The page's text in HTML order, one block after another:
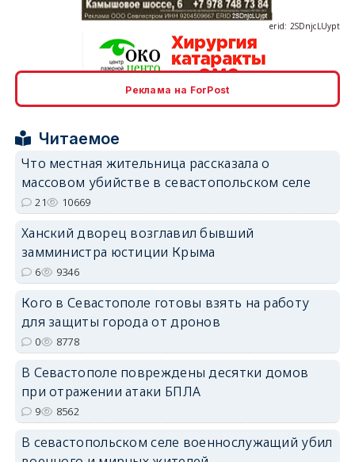
erid: 2SDnjdPjgYS
Реклама на ForPost
Читаемое
Что местная жительница рассказала о
массовом убийстве в севастопольском селе
21 10669
Ханский дворец возглавил бывший
замминистра юстиции Крыма
6 9346
Кого в Севастополе готовы взять на работу
для защиты города от дронов
0 8778
В Севастополе повреждены десятки домов
при отражении атаки БПЛА
9 8562
В севастопольском селе военнослужащий убил